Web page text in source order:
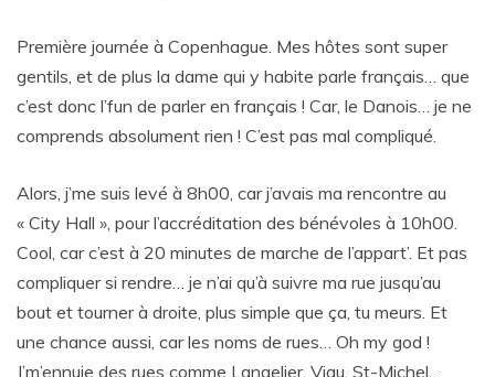
Première journée à Copenhague. Mes hôtes sont super
gentils, et de plus la dame qui y habite parle français… que
c’est donc l’fun de parler en français ! Car, le Danois… je ne
comprends absolument rien ! C’est pas mal compliqué.
Alors, j’me suis levé à 8h00, car j’avais ma rencontre au
« City Hall », pour l’accréditation des bénévoles à 10h00.
Cool, car c’est à 20 minutes de marche de l’appart’. Et pas
compliquer si rendre… je n’ai qu’à suivre ma rue jusqu’au
bout et tourner à droite, plus simple que ça, tu meurs. Et
une chance aussi, car les noms de rues… Oh my god !
J’m’ennuie des rues comme Langelier, Viau, St-Michel…